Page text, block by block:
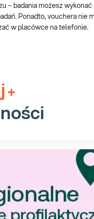
– badania możesz wykonać
Ponadto, vouchera nie
w placówce na telefonie.
+